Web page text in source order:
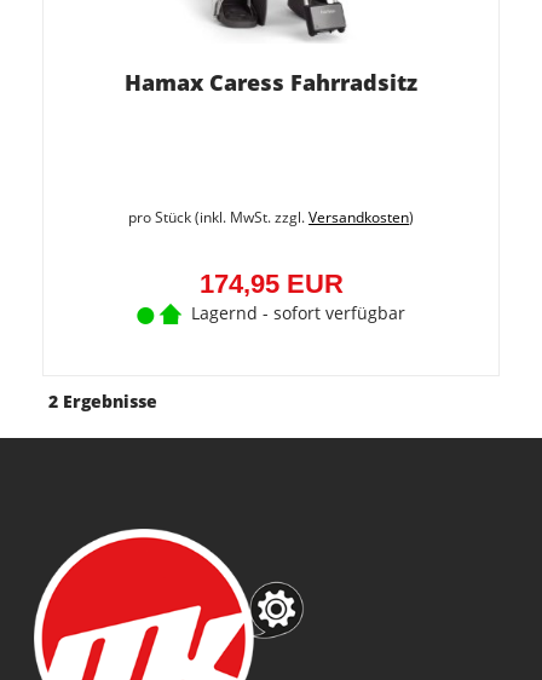
Hamax Caress Fahrradsitz
pro Stück (inkl. MwSt. zzgl.Versandkosten)
174,95 EUR
Lagernd - sofort verfügbar
2 Ergebnisse